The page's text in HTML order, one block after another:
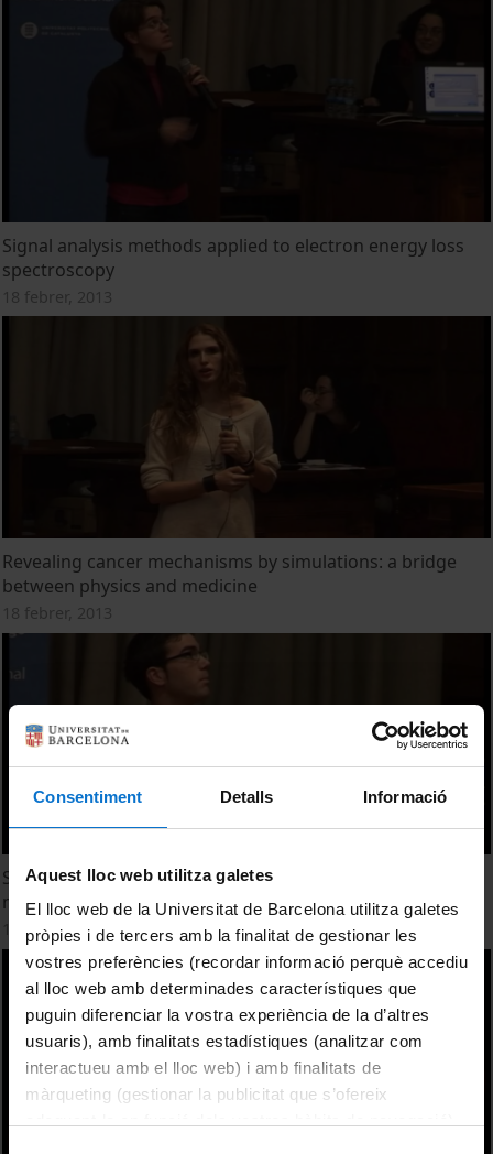
Consentiment Detalls Informació
Aquest lloc web utilitza galetes
El lloc web de la Universitat de Barcelona utilitza galetes
pròpies i de tercers amb la finalitat de gestionar les
vostres preferències (recordar informació perquè accediu
al lloc web amb determinades característiques que
puguin diferenciar la vostra experiència de la d’altres
usuaris), amb finalitats estadístiques (analitzar com
interactueu amb el lloc web) i amb finalitats de
màrqueting (gestionar la publicitat que s’ofereix
Signal analysis methods applied to electron energy loss
spectroscopy
18 febrer, 2013
Revealing cancer mechanisms by simulations: a bridge
between physics and medicine
18 febrer, 2013
Synthesis and study of new organic molecules that show
magnetic properties
18 febrer, 2013